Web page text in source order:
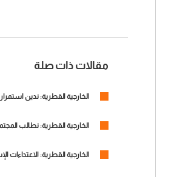
مقالات ذات صلة
الخارجية القطرية: ندين استمرار الاعتداءات الإسرائيلية على لبنان وتوسيع نطاق التوغل البري لجيش الاحتلال
الخارجية القطرية: نطالب
الخارجية القطرية: